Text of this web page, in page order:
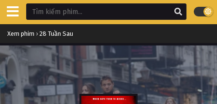
Xem phim › 28 Tuần Sau